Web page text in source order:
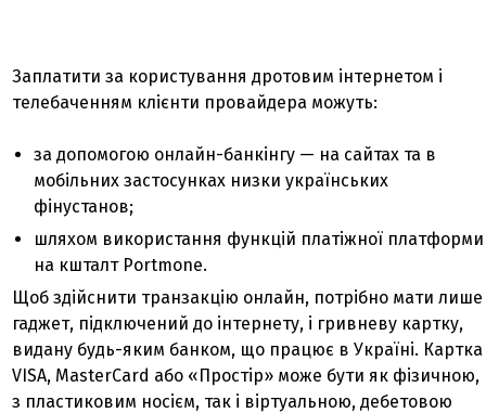
Заплатити за користування дротовим інтернетом і
телебаченням клієнти провайдера можуть:
за допомогою онлайн-банкінгу — на сайтах та в
мобільних застосунках низки українських
фінустанов;
шляхом використання функцій платіжної платформи
на кшталт Portmone.
Щоб здійснити транзакцію онлайн, потрібно мати лише
гаджет, підключений до інтернету, і гривневу картку,
видану будь-яким банком, що працює в Україні. Картка
VISA, MasterCard або «Простір» може бути як фізичною,
з пластиковим носієм, так і віртуальною, дебетовою